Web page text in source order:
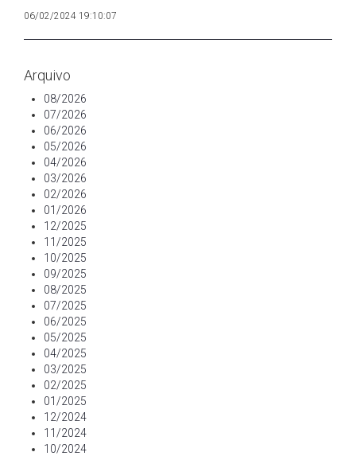
06/02/2024 19:10:07
Arquivo
08/2026
07/2026
06/2026
05/2026
04/2026
03/2026
02/2026
01/2026
12/2025
11/2025
10/2025
09/2025
08/2025
07/2025
06/2025
05/2025
04/2025
03/2025
02/2025
01/2025
12/2024
11/2024
10/2024